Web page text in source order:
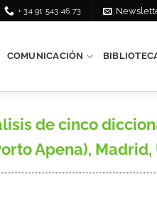
+ 34 91 543 46 73
COMUNICACIÓN
de cinco
Apena), Madrid,